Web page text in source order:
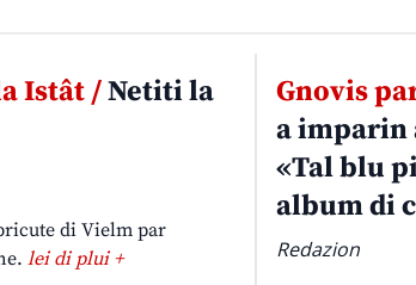
Istât /Netiti la
di Vielm par
lei di plui +
Gnovis
a imparin
«Tal blu
album di
Redazion